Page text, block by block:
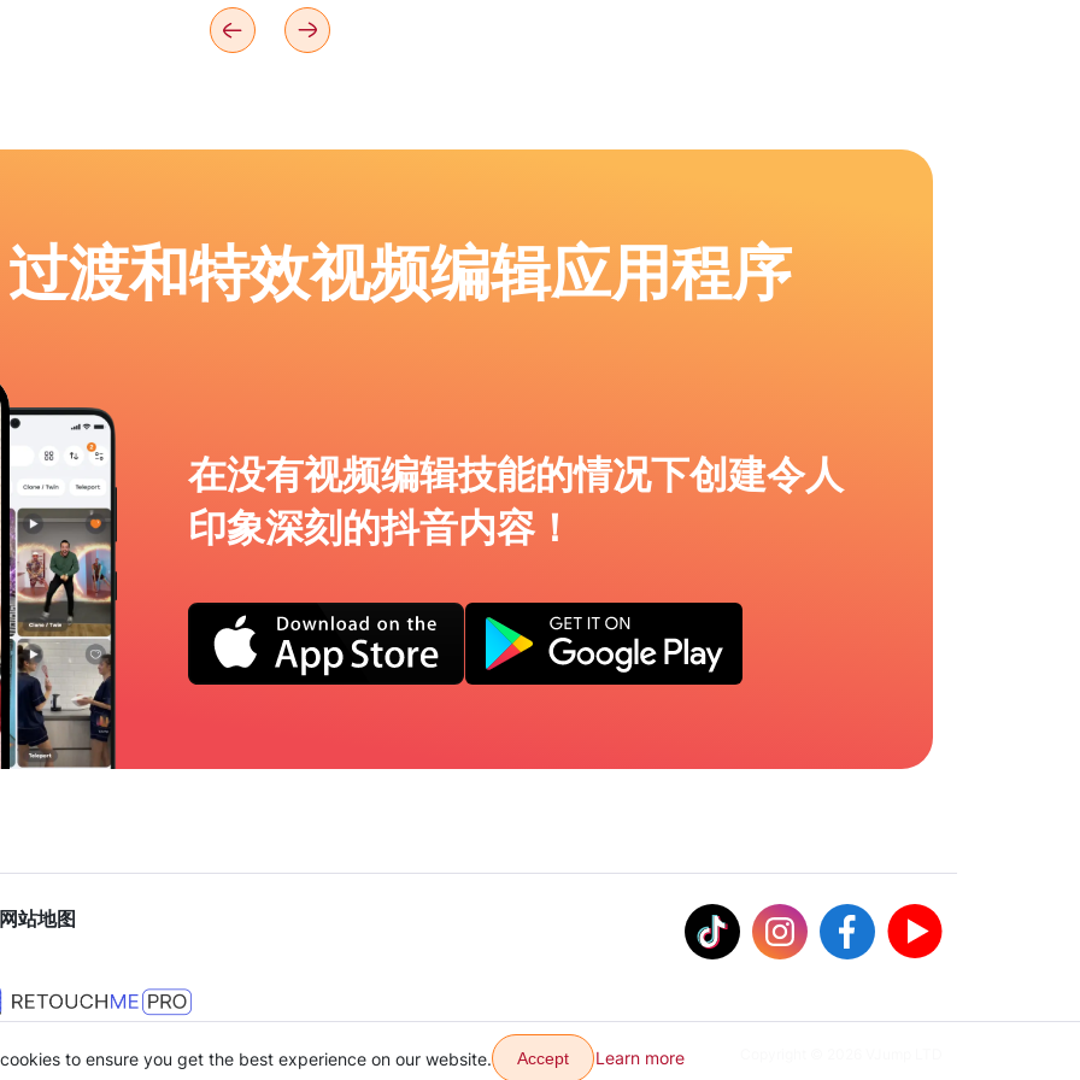
渡和特效视频编辑应用程序
在没有视频编辑技能的情况下创建令人
印象深刻的抖音内容！
网站地图
to ensure you get the best experience on our website. Accept Learn more